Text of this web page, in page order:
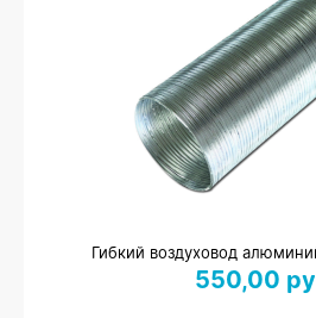
Гибкий воздуховод
550,00